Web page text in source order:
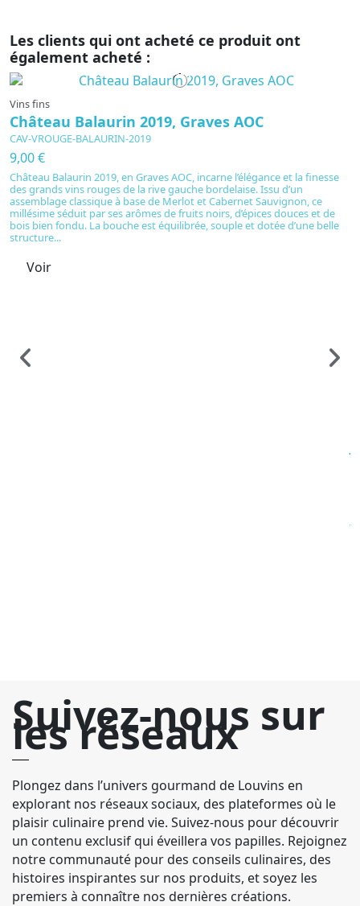
Les clients qui ont acheté ce produit ont
également acheté :
En cours de production
Vins fins
Château Balaurin 2019, Graves AOC
CAV-VROUGE-BALAURIN-2019
9,00 €
Château Balaurin 2019, en Graves AOC, incarne l’élégance et la finesse
des grands vins rouges de la rive gauche bordelaise. Issu d’un
assemblage classique à base de Merlot et Cabernet Sauvignon, ce
millésime séduit par ses arômes de fruits noirs, d’épices douces et de
bois bien fondu. La bouche est équilibrée, souple et dotée d’une belle
structure...
Voir
Suivez-nous sur
les réseaux
Plongez dans l’univers gourmand de Louvins en
explorant nos réseaux sociaux, des plateformes où le
plaisir culinaire prend vie. Suivez-nous pour découvrir
un contenu exclusif qui éveillera vos papilles. Rejoignez
notre communauté pour des conseils culinaires, des
histoires inspirantes sur nos produits, et soyez les
premiers à connaître nos dernières créations.